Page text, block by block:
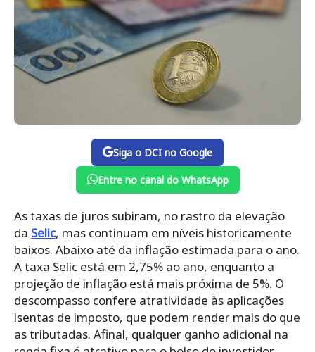
Siga o DCI no Google
Entre no canal do WhatsApp
As taxas de juros subiram, no rastro da elevação
da Selic, mas continuam em níveis historicamente
baixos. Abaixo até da inflação estimada para o ano.
A taxa Selic está em 2,75% ao ano, enquanto a
projeção de inflação está mais próxima de 5%. O
descompasso confere atratividade às aplicações
isentas de imposto, que podem render mais do que
as tributadas. Afinal, qualquer ganho adicional na